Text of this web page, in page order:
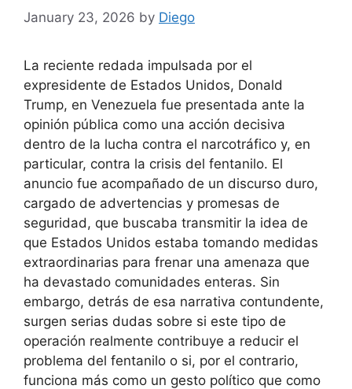
January 23, 2026 by Diego
La reciente redada impulsada por el
expresidente de Estados Unidos, Donald
Trump, en Venezuela fue presentada ante la
opinión pública como una acción decisiva
dentro de la lucha contra el narcotráfico y, en
particular, contra la crisis del fentanilo. El
anuncio fue acompañado de un discurso duro,
cargado de advertencias y promesas de
seguridad, que buscaba transmitir la idea de
que Estados Unidos estaba tomando medidas
extraordinarias para frenar una amenaza que
ha devastado comunidades enteras. Sin
embargo, detrás de esa narrativa contundente,
surgen serias dudas sobre si este tipo de
operación realmente contribuye a reducir el
problema del fentanilo o si, por el contrario,
funciona más como un gesto político que como